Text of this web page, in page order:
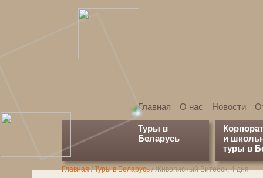
Главная О нас Новости
Туры в
Беларусь
и
туры в
Главная/Туры в Беларусь/Живописный Витебск, 4 дня